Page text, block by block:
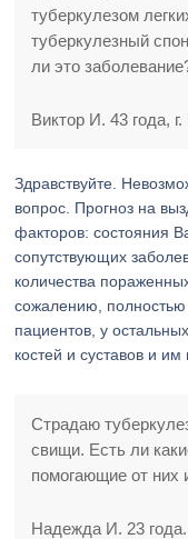
туберкулезом
туберкулезный
ли это
Виктор И. 43 года,
Здравствуйте.
вопрос. Прогноз на
факторов: состояния
сопутствующих
количества
сожалению,
пациентов, у
костей и суставов и им
Страдаю
свищи. Есть ли
помогающие от них
Надежда И. 23 года.